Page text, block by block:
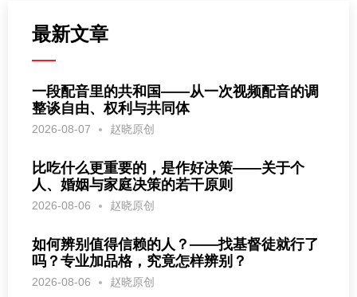
最新文章
一段配音里的共和国——从一次视频配音的调
整谈自由、权利与共同体
2026-08-07 赵晓原创
比吃什么更重要的，是作好决策——关于个
人、婚姻与家庭决策的若干原则
2026-08-06 赵晓原创
如何辨别值得信赖的人？——找基督徒就行了
吗？专业加品格，究竟怎样辨别？
2026-08-06 赵晓原创